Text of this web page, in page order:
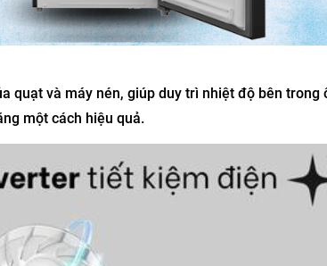
quạt và máy nén, giúp duy trì nhiệt độ bên trong
một cách hiệu quả.